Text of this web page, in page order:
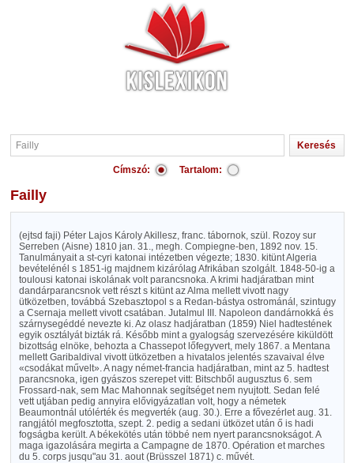
Címszó: Tartalom:
Failly
(ejtsd faji) Péter Lajos Károly Akillesz, franc. tábornok, szül. Rozoy sur
Serreben (Aisne) 1810 jan. 31., megh. Compiegne-ben, 1892 nov. 15.
Tanulmányait a st-cyri katonai intézetben végezte; 1830. kitünt Algeria
bevételénél s 1851-ig majdnem kizárólag Afrikában szolgált. 1848-50-ig a
toulousi katonai iskolának volt parancsnoka. A krimi hadjáratban mint
dandárparancsnok vett részt s kitünt az Alma mellett vivott nagy
ütközetben, továbbá Szebasztopol s a Redan-bástya ostrománál, szintugy
a Csernaja mellett vivott csatában. Jutalmul III. Napoleon dandárnokká és
szárnysegéddé nevezte ki. Az olasz hadjáratban (1859) Niel hadtestének
egyik osztályát bizták rá. Később mint a gyalogság szervezésére kiküldött
bizottság elnöke, behozta a Chassepot lőfegyvert, mely 1867. a Mentana
mellett Garibaldival vivott ütközetben a hivatalos jelentés szavaival élve
«csodákat művelt». A nagy német-francia hadjáratban, mint az 5. hadtest
parancsnoka, igen gyászos szerepet vitt: Bitschből augusztus 6. sem
Frossard-nak, sem Mac Mahonnak segítséget nem nyujtott. Sedan felé
vett utjában pedig annyira elővigyázatlan volt, hogy a németek
Beaumontnál utólérték és megverték (aug. 30.). Erre a fővezérlet aug. 31.
rangjától megfosztotta, szept. 2. pedig a sedani ütközet után ő is hadi
fogságba került. A békekötés után többé nem nyert parancsnokságot. A
maga igazolására megirta a Campagne de 1870. Opération et marches
du 5. corps jusqu"au 31. aout (Brüsszel 1871) c. művét.